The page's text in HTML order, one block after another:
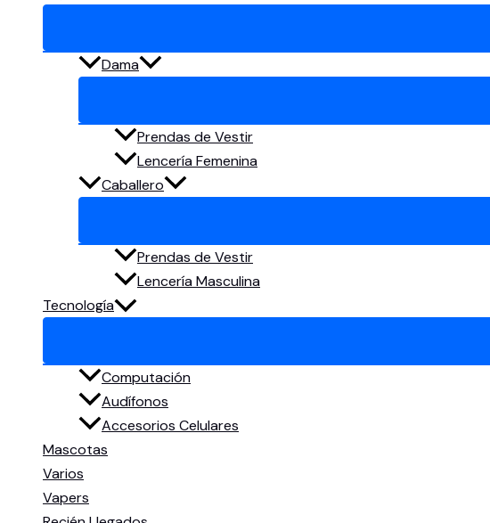
Dama
Prendas de Vestir
Lencería Femenina
Caballero
Prendas de Vestir
Lencería Masculina
Tecnología
Computación
Audífonos
Accesorios Celulares
Mascotas
Varios
Vapers